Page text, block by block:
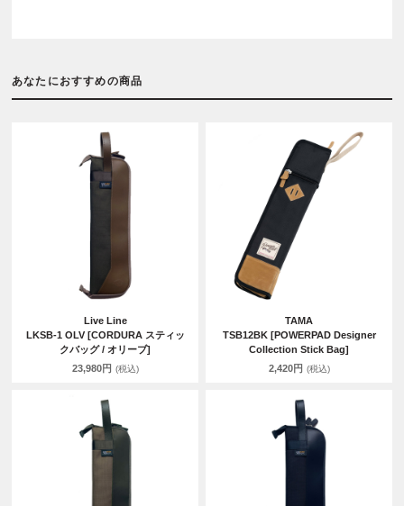
あなたにおすすめの商品
Live Line
LKSB-1 OLV [CORDURA スティッ
クバッグ / オリーブ]
23,980円 (税込)
TAMA
TSB12BK [POWERPAD Designer
Collection Stick Bag]
2,420円 (税込)